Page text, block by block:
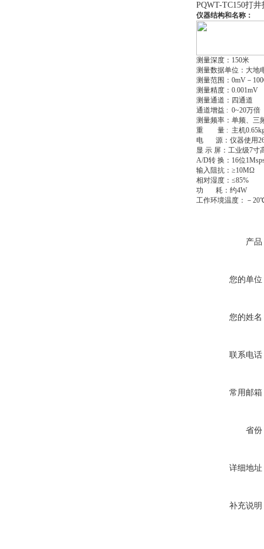
PQWT-TC150打
仪器结构和名称：
测量深度：150米
测量数据单位：大地
测量范围：0mV－
测量精度：0.001mV
测量通道：四通道
通道增益 : 0~20万倍
测量频率：单频、三
重 量 : 主机
电 源：仪器使用
显 示 屏：工业级7寸
A/D转 换：16位
输入阻抗：≥10MΩ
相对湿度：≤85%
功 耗：约4W
工作环境温度：－
产品
您的单位
您的姓名
联系电话
常用邮箱
省份
详细地址
补充说明